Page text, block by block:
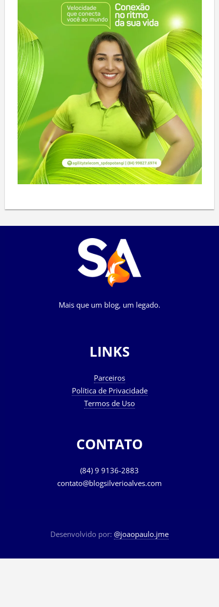
Mais que um blog, um legado.
LINKS
Parceiros
Política de Privacidade
Termos de Uso
CONTATO
(84) 9 9136-2883
contato@blogsilverioalves.com
Desenvolvido por: @joaopaulo.jme